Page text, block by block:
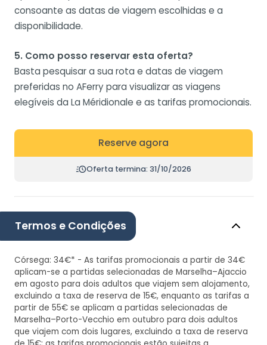
consoante as datas de viagem escolhidas e a
disponibilidade.
5. Como posso reservar esta oferta?
Basta pesquisar a sua rota e datas de viagem
preferidas no AFerry para visualizar as viagens
elegíveis da La Méridionale e as tarifas promocionais.
Reserve agora
Oferta termina: 31/10/2026
Termos e Condições
Córsega: 34€* - As tarifas promocionais a partir de 34€
aplicam-se a partidas selecionadas de Marselha–Ajaccio
em agosto para dois adultos que viajem sem alojamento,
excluindo a taxa de reserva de 15€, enquanto as tarifas a
partir de 55€ se aplicam a partidas selecionadas de
Marselha–Porto-Vecchio em outubro para dois adultos
que viajem com dois lugares, excluindo a taxa de reserva